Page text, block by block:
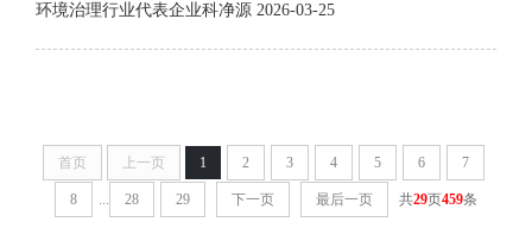
环境治理行业代表企业科净源 2026-03-25
首页 上一页 1 2 3 4 5 6 7
8 ... 28 29 下一页 最后一页 共29页459条